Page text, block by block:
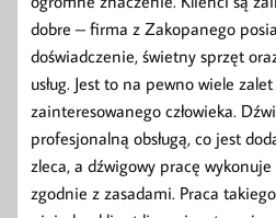
dobre – firma z Zakopanego
doświadczenie, świetny sprzęt
usług. Jest to na pewno wiele
zainteresowanego człowieka.
profesjonalną obsługą, co jest
zleca, a dźwigowy pracę
zgodnie z zasadami. Praca